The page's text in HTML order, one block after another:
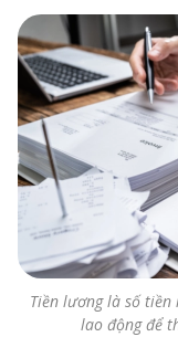
Tiền lương là số
lao động để